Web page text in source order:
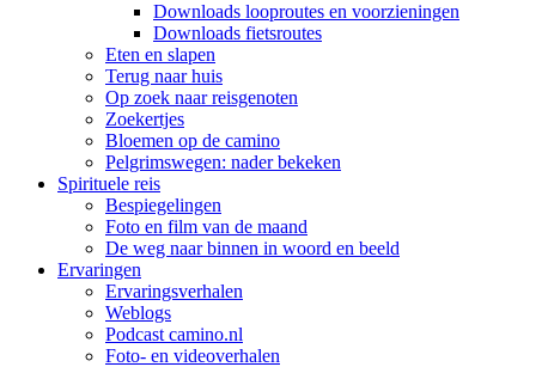
Downloads looproutes en voorzieningen
Downloads fietsroutes
Eten en slapen
Terug naar huis
Op zoek naar reisgenoten
Zoekertjes
Bloemen op de camino
Pelgrimswegen: nader bekeken
Spirituele reis
Bespiegelingen
Foto en film van de maand
De weg naar binnen in woord en beeld
Ervaringen
Ervaringsverhalen
Weblogs
Podcast camino.nl
Foto- en videoverhalen